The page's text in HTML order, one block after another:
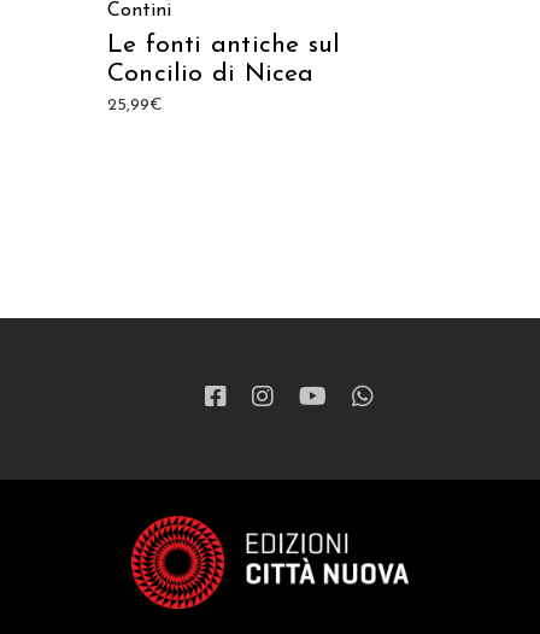
Contini
Le fonti antiche sul
Concilio di Nicea
25,99€